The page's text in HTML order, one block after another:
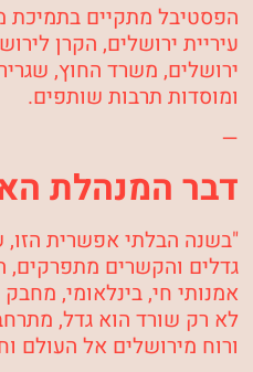
הפסטיבל מתקיים בתמיכת
עיריית ירושלים, הקרן
ירושלים, משרד החוץ,
ומוסדות תרבות שותפים.
—
דבר המנהלת
"בשנה הבלתי אפשרית
גדלים והקשרים מתפרקים,
אמנותי חי, בינלאומי,
לא רק שורד הוא גדל,
ורוח מירושלים אל העולם